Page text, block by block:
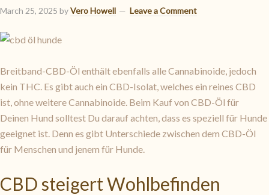
March 25, 2025 byVero Howell Leave a Comment
Breitband-CBD-Öl enthält ebenfalls alle Cannabinoide, jedoch
kein THC. Es gibt auch ein CBD-Isolat, welches ein reines CBD
ist, ohne weitere Cannabinoide. Beim Kauf von CBD-Öl für
Deinen Hund solltest Du darauf achten, dass es speziell für Hunde
geeignet ist. Denn es gibt Unterschiede zwischen dem CBD-Öl
für Menschen und jenem für Hunde.
CBD steigert Wohlbefinden